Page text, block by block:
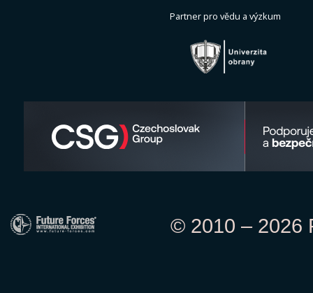
Partner pro vědu a výzkum
© 2010 – 2026